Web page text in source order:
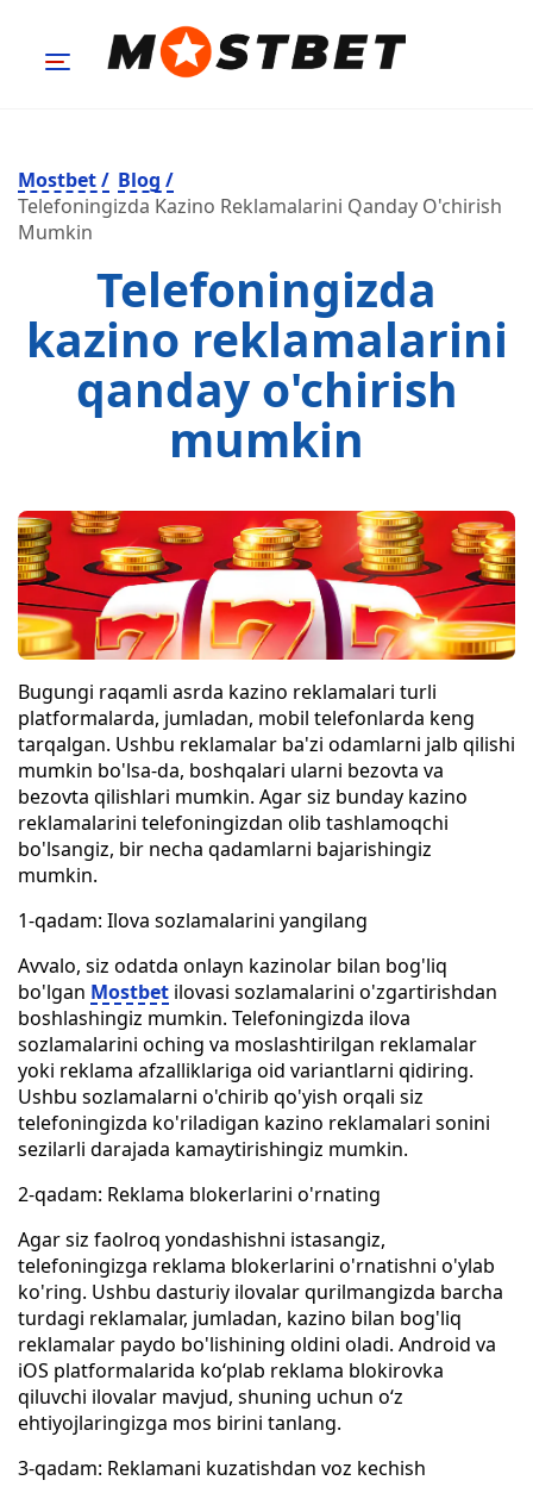
Mostbet/ Blog /
Telefoningizda Kazino Reklamalarini Qanday O'chirish
Mumkin
Telefoningizda
kazino reklamalarini
qanday o'chirish
mumkin
Bugungi raqamli asrda kazino reklamalari turli
platformalarda, jumladan, mobil telefonlarda keng
tarqalgan. Ushbu reklamalar ba'zi odamlarni jalb qilishi
mumkin bo'lsa-da, boshqalari ularni bezovta va
bezovta qilishlari mumkin. Agar siz bunday kazino
reklamalarini telefoningizdan olib tashlamoqchi
bo'lsangiz, bir necha qadamlarni bajarishingiz
mumkin.
1-qadam: Ilova sozlamalarini yangilang
Avvalo, siz odatda onlayn kazinolar bilan bog'liq
bo'lgan Mostbet ilovasi sozlamalarini o'zgartirishdan
boshlashingiz mumkin. Telefoningizda ilova
sozlamalarini oching va moslashtirilgan reklamalar
yoki reklama afzalliklariga oid variantlarni qidiring.
Ushbu sozlamalarni o'chirib qo'yish orqali siz
telefoningizda ko'riladigan kazino reklamalari sonini
sezilarli darajada kamaytirishingiz mumkin.
2-qadam: Reklama blokerlarini o'rnating
Agar siz faolroq yondashishni istasangiz,
telefoningizga reklama blokerlarini o'rnatishni o'ylab
ko'ring. Ushbu dasturiy ilovalar qurilmangizda barcha
turdagi reklamalar, jumladan, kazino bilan bog'liq
reklamalar paydo bo'lishining oldini oladi. Android va
iOS platformalarida koʻplab reklama blokirovka
qiluvchi ilovalar mavjud, shuning uchun oʻz
ehtiyojlaringizga mos birini tanlang.
3-qadam: Reklamani kuzatishdan voz kechish